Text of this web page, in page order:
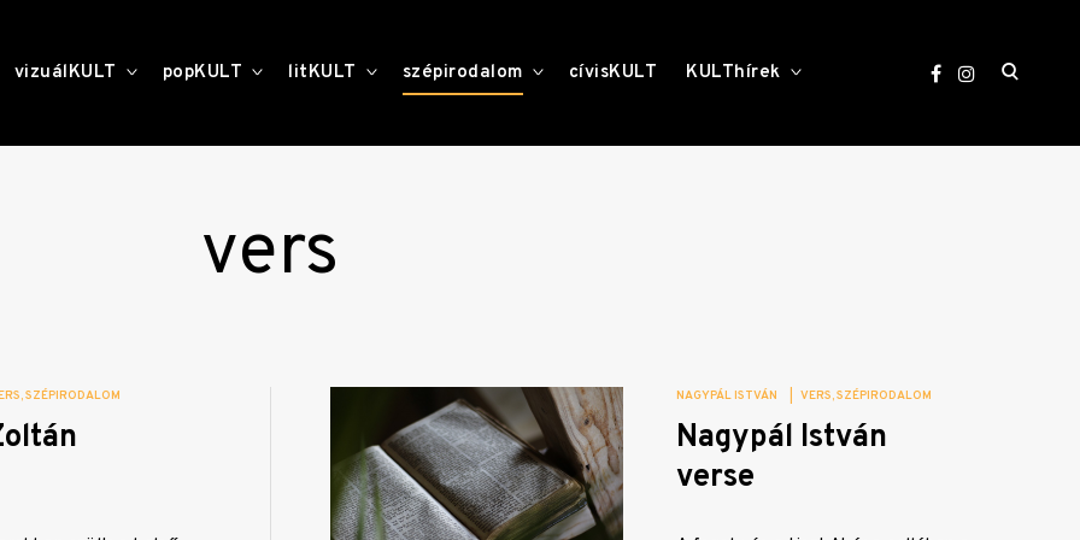
vizuálKULT toggle
child
popKULT toggle
child
litKULT toggle
child
menu
szépirodalom toggle
childcívisKULT KULThírek
open
vers
SZÉPIRODALOM NAGYPÁL ISTVÁN VERS SZÉPIRODALOM
Nagypál István
verse